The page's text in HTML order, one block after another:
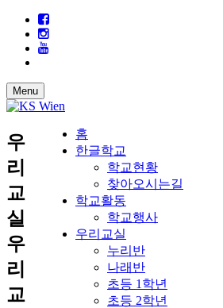
Menu
홈
한글학교
학교현황
찾아오시는길
학교활동
학교행사
우리교실
누리반
나래반
초등 1학년
초등 2학년
우
리
교
실
우
리
교